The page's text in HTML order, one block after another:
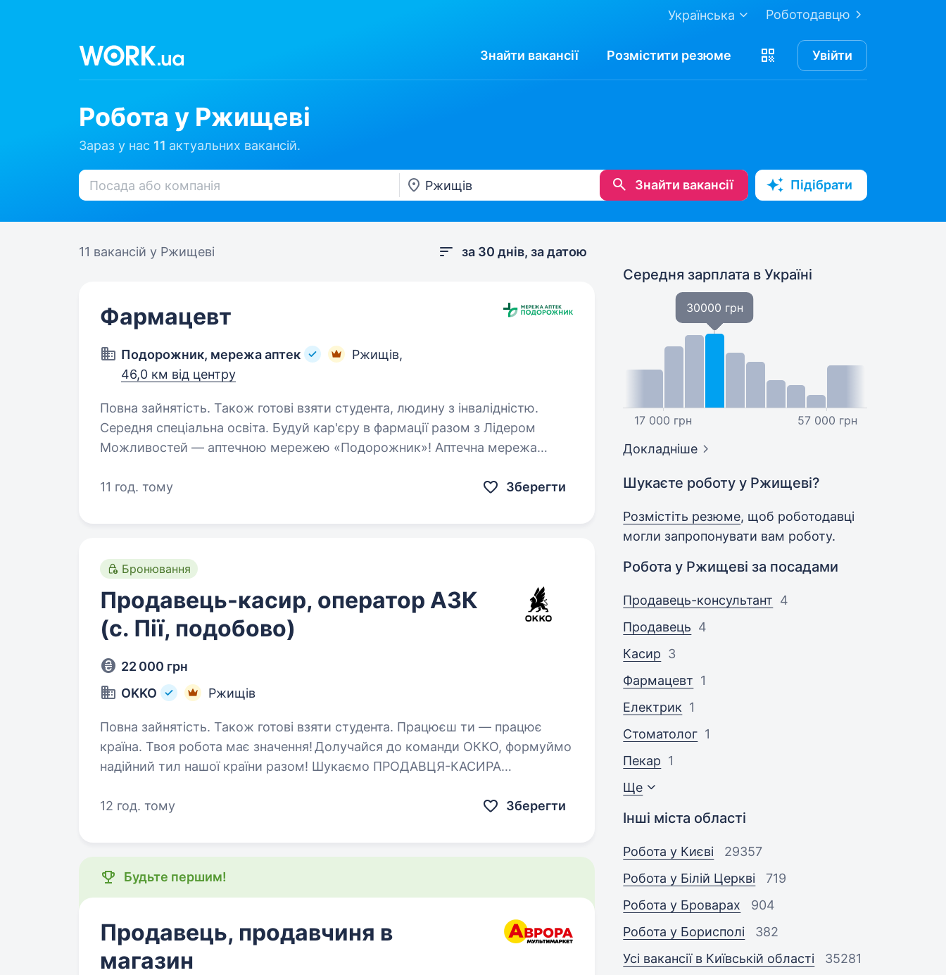
Роботодавцю
Українська
Знайти вакансії Розмістити резюме Увійти
Робота у Ржищеві
Зараз у нас 11 актуальних вакансій.
Знайти вакансії Підібрати
11 вакансій у Ржищеві за 30 днів, за датою
Фармацевт
Подорожник, мережа аптек
Ржищів,
46,0 км від центру
Повна зайнятість. Також готові взяти студента, людину з інвалідністю.
Середня спеціальна освіта. Будуй кар'єру в фармації разом з Лідером
Можливостей — аптечною мережею «Подорожник»! Аптечна мережа
2000 аптек і тисячі професіоналів, які щодня…
11 год. тому Зберегти
Бронювання
Продавець-касир, оператор АЗК
(с. Пії, подобово)
22 000 грн
OKKO
Ржищів
Повна зайнятість. Також готові взяти студента. Працюєш ти — працює
країна. Твоя робота має значення! Долучайся до команди ОККО, формуймо
надійний тил нашої країни разом! Шукаємо ПРОДАВЦЯ-КАСИРА
12 год. тому
Зберегти
Будьте першим!
Продавець, продавчиня в
магазин
Середня зарплата в Україні
17 000 грн
30000 грн
57 000 грн
Докладніше
Шукаєте роботу у Ржищеві?
Розмістіть резюме, щоб роботодавці
могли запропонувати вам роботу.
Робота у Ржищеві за посадами
Продавець-консультант 4
Продавець 4
Касир 3
Фармацевт 1
Електрик 1
Стоматолог 1
Пекар 1
Ще
Інші міста області
Робота у Києві
29357
Робота у Білій Церкві
719
Робота у Броварах
904
Робота у Борисполі
382
Усі вакансії в Київській області
35281